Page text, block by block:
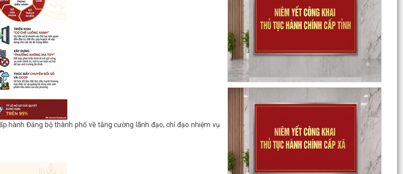
hành Đảng bộ thành phố về tăng cường lãnh đạo, chỉ đạo nhiệm vụ